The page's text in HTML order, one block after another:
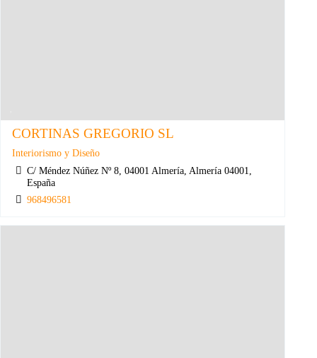
CORTINAS GREGORIO SL
Interiorismo y Diseño
C/ Méndez Núñez Nº 8, 04001 Almería, Almería 04001,
España
968496581